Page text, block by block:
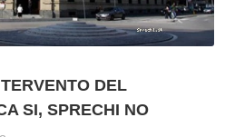
DEL
SI, SPRECHI NO